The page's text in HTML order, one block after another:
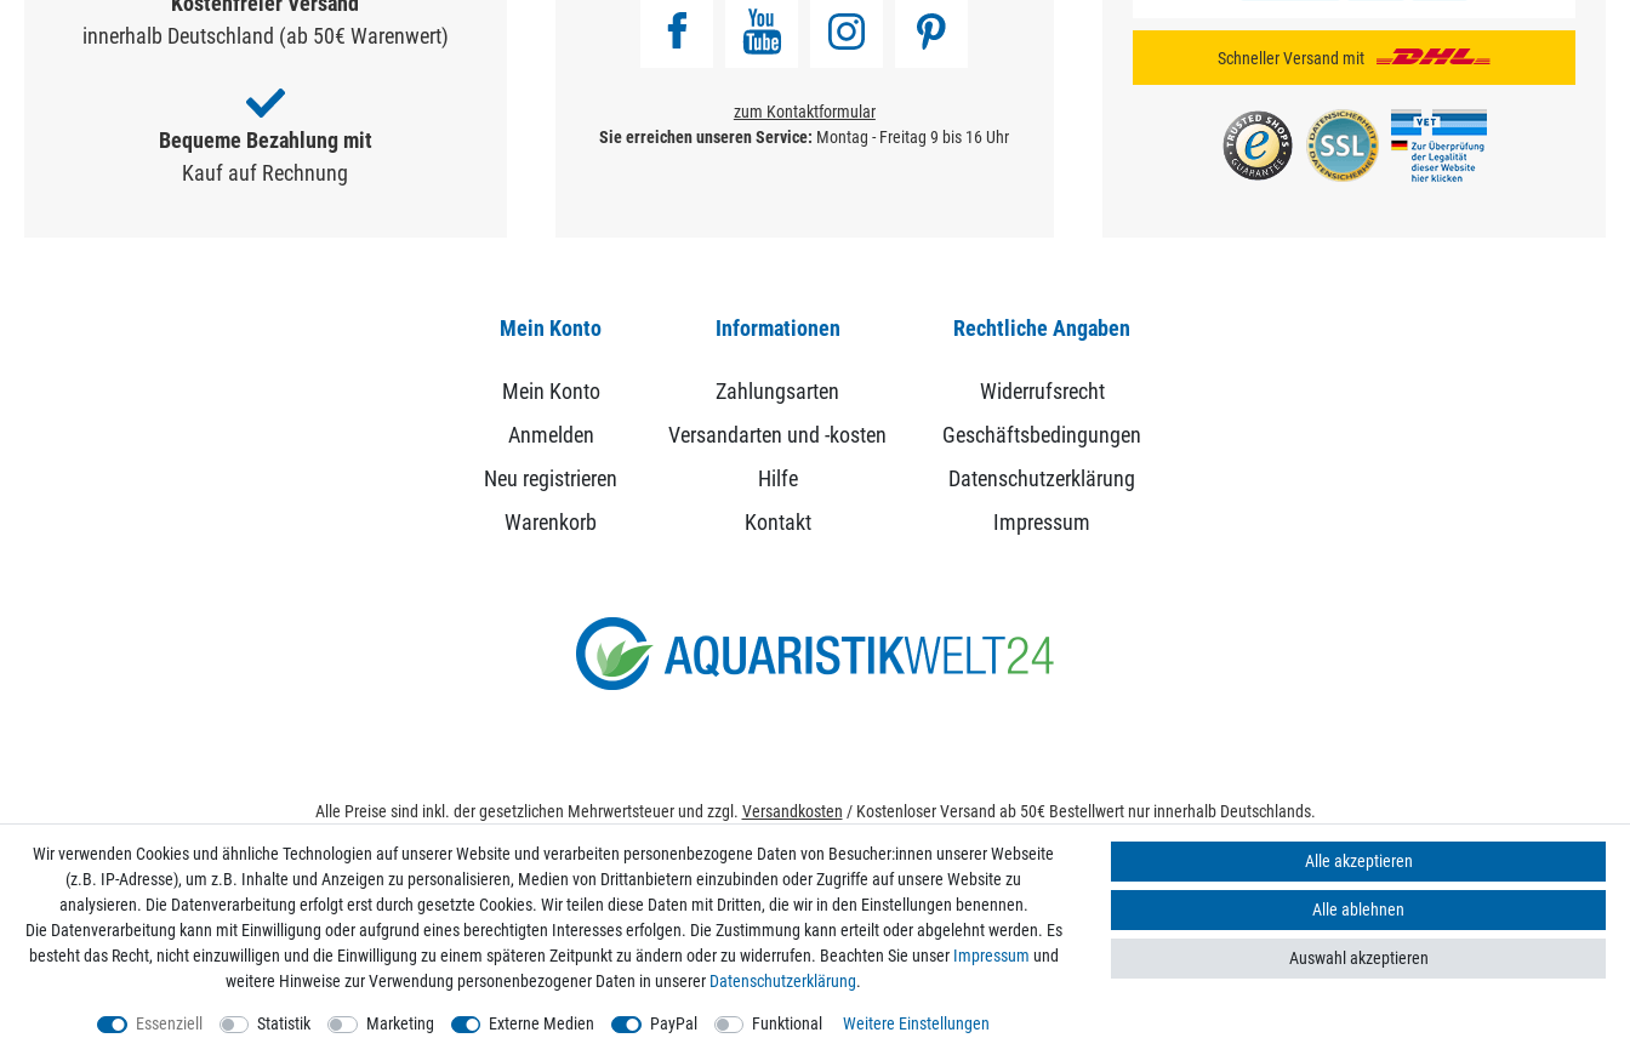
innerhalb Deutschland (ab 50€ Warenwert)
Bequeme Bezahlung mit
Kauf auf Rechnung
zum Kontaktformular
Sie erreichen unseren Service: Montag - Freitag 9 bis 16 Uhr
Schneller Versand mit
Mein Konto
Mein Konto
Anmelden
Neu registrieren
Warenkorb
Informationen
Zahlungsarten
Versandarten und -kosten
Hilfe
Kontakt
Rechtliche Angaben
Widerrufsrecht
Geschäftsbedingungen
Datenschutzerklärung
Impressum
Alle Preise sind inkl. der gesetzlichen Mehrwertsteuer und zzgl. Versandkosten / Kostenloser Versand ab 50€ Bestellwert nur innerhalb Deutschlands.
Kontakt
Wir verwenden Cookies und ähnliche Technologien auf unserer Website und verarbeiten personenbezogene Daten von Besucher:innen unserer Webseite
(z.B. IP-Adresse), um z.B. Inhalte und Anzeigen zu personalisieren, Medien von Drittanbietern einzubinden oder Zugriffe auf unsere Website zu
analysieren. Die Datenverarbeitung erfolgt erst durch gesetzte Cookies. Wir teilen diese Daten mit Dritten, die wir in den Einstellungen benennen.
Die Datenverarbeitung kann mit Einwilligung oder aufgrund eines berechtigten Interesses erfolgen. Die Zustimmung kann erteilt oder abgelehnt werden. Es
besteht das Recht, nicht einzuwilligen und die Einwilligung zu einem späteren Zeitpunkt zu ändern oder zu widerrufen. Beachten Sie unser Impressum und
weitere Hinweise zur Verwendung personenbezogener Daten in unserer Daten­schutz­erklärung.
Essenziell Statistik Marketing Externe Medien PayPal Funktional Weitere Einstellungen
Alle akzeptieren
Alle ablehnen
Auswahl akzeptieren
* Mit Ihrer Anmeldung willigen Sie der Verarbeitung der Daten zum Zweck des Versands von Werbe-E-Mails ein. Weitere Informationen finden Sie in unseren